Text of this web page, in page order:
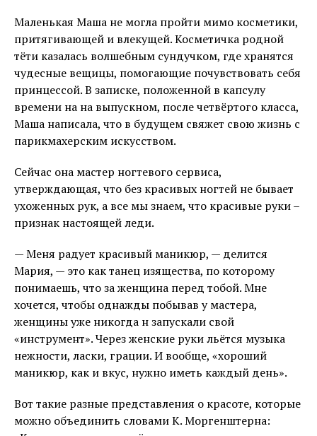
Маленькая Маша не могла пройти мимо косметики,
притягивающей и влекущей. Косметичка родной
тёти казалась волшебным сундучком, где хранятся
чудесные вещицы, помогающие почувствовать себя
принцессой. В записке, положенной в капсулу
времени на на выпускном, после четвёртого класса,
Маша написала, что в будущем свяжет свою жизнь с
парикмахерским искусством.
Сейчас она мастер ногтевого сервиса,
утверждающая, что без красивых ногтей не бывает
ухоженных рук, а все мы знаем, что красивые руки –
признак настоящей леди.
— Меня радует красивый маникюр, — делится
Мария, — это как танец изящества, по которому
понимаешь, что за женщина перед тобой. Мне
хочется, чтобы однажды побывав у мастера,
женщины уже никогда н запускали свой
«инструмент». Через женские руки льётся музыка
нежности, ласки, грации. И вообще, «хороший
маникюр, как и вкус, нужно иметь каждый день».
Вот такие разные представления о красоте, которые
можно объединить словами К. Моргенштерна: